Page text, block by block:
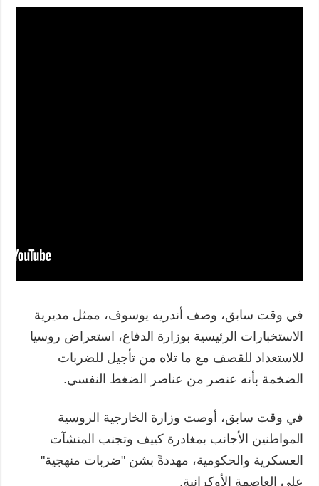
في وقت سابق، وصف أندريه يوسوف، ممثل مديرية
الاستخبارات الرئيسية بوزارة الدفاع، استعراض روسيا
للاستعداد للقصف مع ما تلاه من تأجيل للضربات
الضخمة بأنه عنصر من عناصر الضغط النفسي.
في وقت سابق، أوصت وزارة الخارجية الروسية
المواطنين الأجانب بمغادرة كييف وتجنب المنشآت
العسكرية والحكومية، مهددةً بشن "ضربات منهجية"
على العاصمة الأوكرانية.